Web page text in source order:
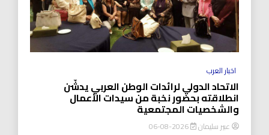
اخبار العرب
الاتحاد الدولي لرائدات الوطن العربي يدشّن
انطلاقته بحضور نخبة من سيدات الأعمال
والشخصيات المجتمعية
عبير سليمان 2026-08-06